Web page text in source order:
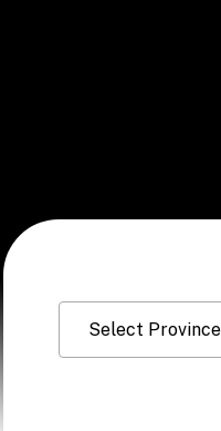
Select Province